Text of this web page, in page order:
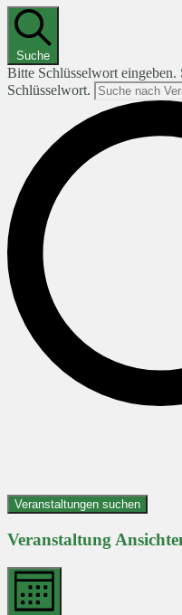
Suche
Bitte Schlüsselwort eingeben.
Schlüsselwort.
Veranstaltungen suchen
Veranstaltung